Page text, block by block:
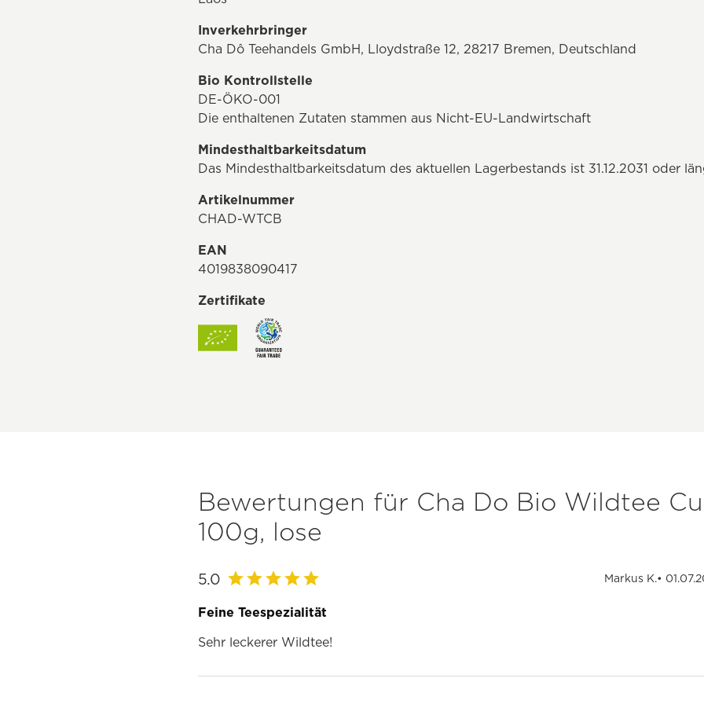
Inverkehrbringer
Cha Dô Teehandels GmbH, Lloydstraße 12, 28217 Bremen, Deutschland
Bio Kontrollstelle
DE-ÖKO-001
Die enthaltenen Zutaten stammen aus Nicht-EU-Landwirtschaft
Mindesthaltbarkeitsdatum
Das Mindesthaltbarkeitsdatum des aktuellen Lagerbestands ist 31.12.2031 oder
Artikelnummer
CHAD-WTCB
EAN
4019838090417
Zertifikate
Bewertungen für Cha Do Bio Wildtee
100g, lose
5.0 Markus K.•
Feine Teespezialität
Sehr leckerer Wildtee!